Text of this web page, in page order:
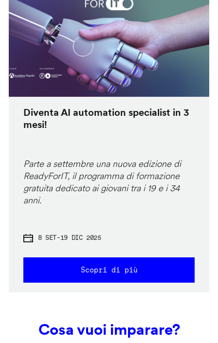
Diventa AI automation specialist in 3
mesi!
Parte a settembre una nuova edizione di
ReadyForIT, il programma di formazione
gratuita dedicato ai giovani tra i 19 e i 34
anni.
8 SET-19 DIC 2025
Scopri di più
Cosa vuoi imparare?